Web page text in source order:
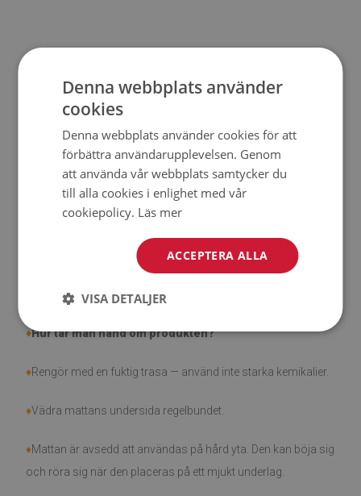
♦
Tjocklek:1,6 mm.
Högt motstånd mot missfärgning och UV-strålar.
Mattor är inte halkfria;
Produkt är lätt att städa, fläck- och vattentålig.
Observera att skador som orsakats av användning på
grund av tidens gång (t.ex. nötning) inte är berättigade för
reklamationer.
♦Hur tar man hand om produkten?
♦Rengör med en fuktig trasa — använd inte starka kemikalier.
♦Vädra mattans undersida regelbundet.
♦Mattan är avsedd att användas på hård yta. Den kan böja sig
och röra sig när den placeras på ett mjukt underlag.
Denna webbplats använder
cookies
Denna webbplats använder cookies för att
förbättra användarupplevelsen. Genom
att använda vår webbplats samtycker du
till alla cookies i enlighet med vår
cookiepolicy. Läs mer
ACCEPTERA ALLA
VISA DETALJER